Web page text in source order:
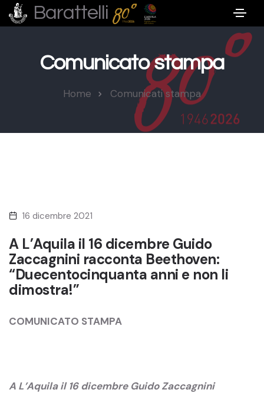
Barattelli
Comunicato stampa
Home Comunicati stampa
16 dicembre 2021
A L’Aquila il 16 dicembre Guido
Zaccagnini racconta Beethoven:
“Duecentocinquanta anni e non li
dimostra!”
COMUNICATO STAMPA
A L’Aquila il 16 dicembre Guido Zaccagnini